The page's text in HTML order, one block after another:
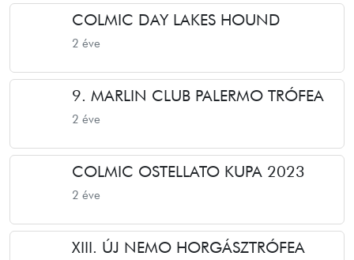
COLMIC DAY LAKES HOUND
2 éve
9. MARLIN CLUB PALERMO TRÓFEA
2 éve
COLMIC OSTELLATO KUPA 2023
2 éve
XIII. ÚJ NEMO HORGÁSZTRÓFEA